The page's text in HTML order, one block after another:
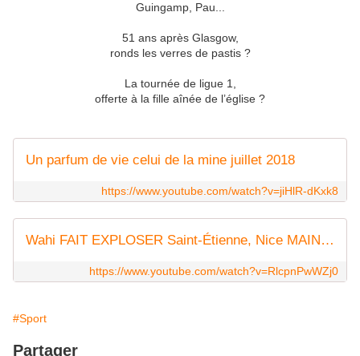
Guingamp, Pau...
51 ans après Glasgow,
ronds les verres de pastis ?
La tournée de ligue 1,
offerte à la fille aînée de l’église ?
Un parfum de vie celui de la mine juillet 2018
https://www.youtube.com/watch?v=jiHlR-dKxk8
Wahi FAIT EXPLOSER Saint-Étienne, Nice MAINTENU dans l'ÉLITE - Ligue 1 McDonald's 25/26
https://www.youtube.com/watch?v=RlcpnPwWZj0
#Sport
Partager